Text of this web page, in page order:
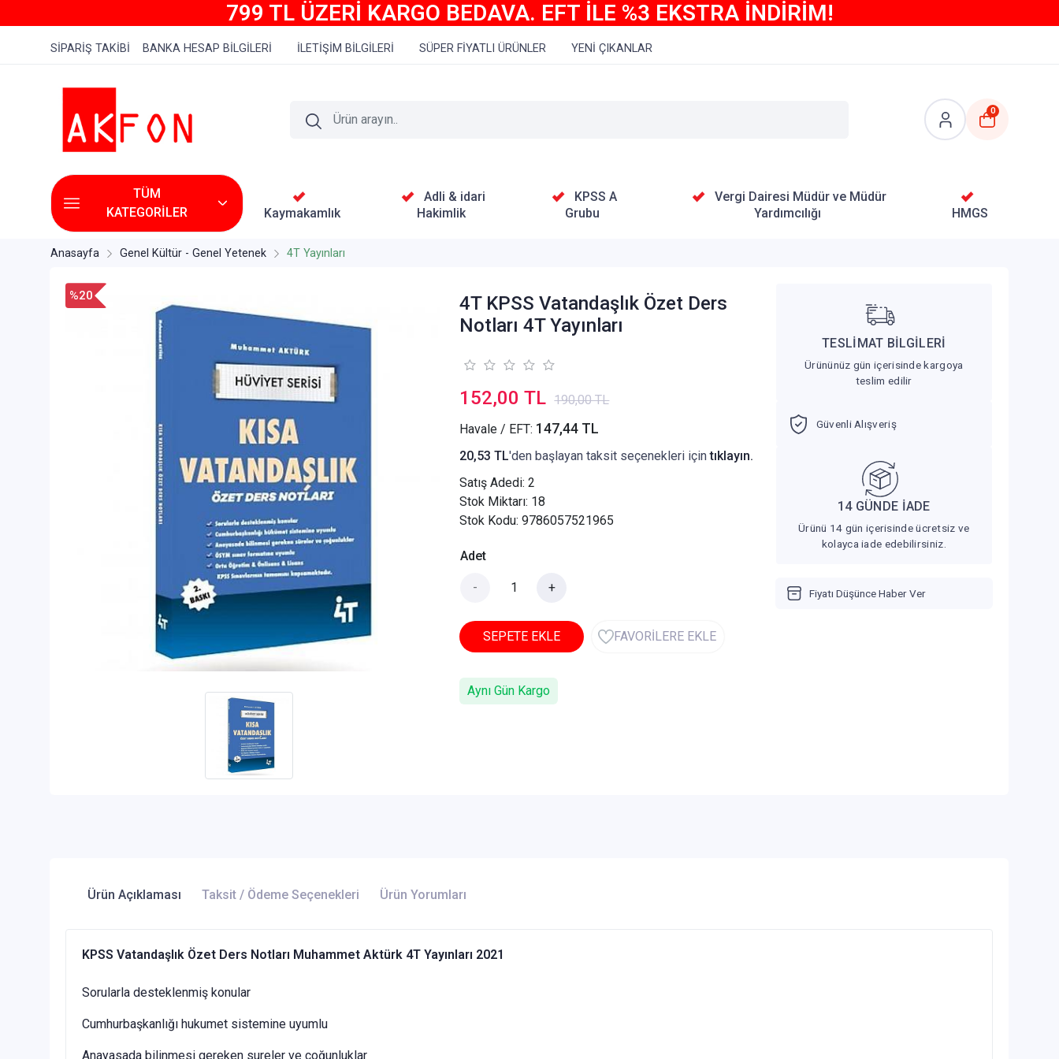
799 TL ÜZERİ KARGO BEDAVA. EFT İLE %3 EKSTRA İNDİRİM!
SİPARİŞ TAKİBİ BANKA HESAP BİLGİLERİ İLETİŞİM BİLGİLERİ SÜPER FİYATLI ÜRÜNLER YENİ ÇIKANLAR
0
TÜM
KATEGORİLER
Kaymakamlık
Adli & idari
Hakimlik
KPSS A
Grubu
Vergi Dairesi Müdür ve Müdür
Yardımcılığı
HMGS
Anasayfa Genel Kültür - Genel Yetenek 4T Yayınları
%20
4T KPSS Vatandaşlık Özet Ders
Notları 4T Yayınları
152,00 TL 190,00 TL
Havale / EFT: 147,44 TL
20,53 TL'den başlayan taksit seçenekleri içintıklayın.
Satış Adedi:2
Stok Miktarı: 18
Stok Kodu: 9786057521965
Adet
- +
SEPETE EKLE FAVORİLERE EKLE
Aynı Gün Kargo
TESLİMAT BİLGİLERİ
Ürününüz gün içerisinde kargoya
teslim edilir
Güvenli Alışveriş
14 GÜNDE İADE
Ürünü 14 gün içerisinde ücretsiz ve
kolayca iade edebilirsiniz.
Fiyatı Düşünce Haber Ver
Ürün Açıklaması Taksit / Ödeme Seçenekleri Ürün Yorumları
KPSS Vatandaşlık Özet Ders Notları Muhammet Aktürk 4T Yayınları 2021
Sorularla desteklenmiş konular
Cumhurbaşkanlığı hukumet sistemine uyumlu
Anayasada bilinmesi gereken sureler ve çoğunluklar